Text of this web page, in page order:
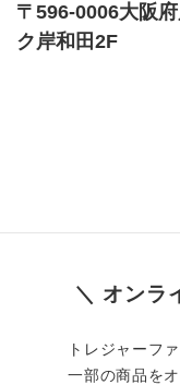
〒596-0006大阪
ク岸和田2F
＼ オンラ
トレジャーフ
一部の商品を